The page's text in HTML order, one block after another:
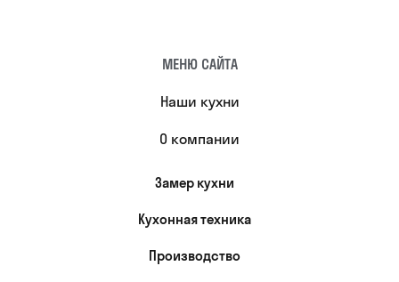
МЕНЮ САЙТА
Наши кухни
О компании
Замер кухни
Кухонная техника
Производство